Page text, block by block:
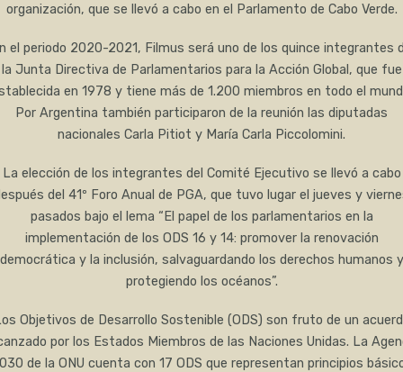
organización, que se llevó a cabo en el Parlamento de Cabo Verde.
el periodo 2020-2021, Filmus será uno de los quince integrantes
la Junta Directiva de Parlamentarios para la Acción Global, que fue
en 1978 y tiene más de 1.200 miembros en todo el
Por Argentina también participaron de la reunión las diputadas
nacionales Carla Pitiot y María Carla Piccolomini.
La elección de los integrantes del Comité Ejecutivo se llevó a cabo
del 41º Foro Anual de PGA, que tuvo lugar el jueves y
pasados bajo el lema “El papel de los parlamentarios en la
implementación de los ODS 16 y 14: promover la renovación
democrática y la inclusión, salvaguardando los derechos humanos y
protegiendo los océanos”.
Objetivos de Desarrollo Sostenible (ODS) son fruto de un
por los Estados Miembros de las Naciones Unidas. La
de la ONU cuenta con 17 ODS que representan principios